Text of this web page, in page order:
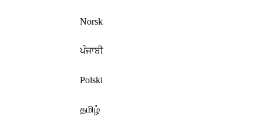
Norsk
ਪੰਜਾਬੀ
Polski
தமிழ்